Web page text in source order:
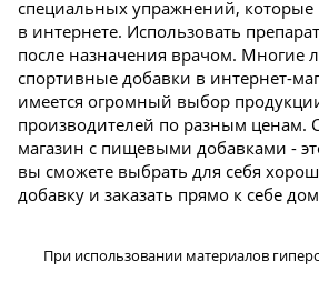
специальных упражнений,
в интернете. Использовать
после назначения врачом. Многие
спортивные добавки в интернет-
имеется огромный выбор
производителей по разным
магазин с пищевыми добавками -
вы сможете выбрать для себя
добавку и заказать прямо к себе
При использовании материалов